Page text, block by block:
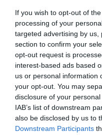
If you wish to opt-out of
processing of your
targeted advertising by
section to confirm your
opt-out request is
interest-based ads based
us or personal information
your opt-out. You may
disclosure of your
IAB’s list of downstream
also be disclosed by us to
Downstream Participants
lévő státusz az őssejt
között.
Úgy tűnik, hogy ez a
egészségéhez és a
termeléséhez, de a
hogy a TA
helyekről érkező
el vannak vágva,
ragadnak.